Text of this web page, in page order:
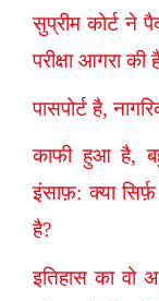
सुप्रीम कोर्ट ने
परीक्षा आगरा की
पासपोर्ट है,
काफी हुआ है,
इंसाफ़: क्या
है?
इतिहास का वो